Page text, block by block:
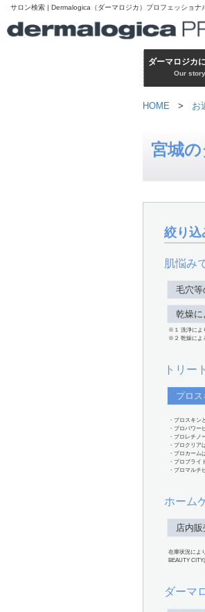
サロン検索 | Dermalogica（ダーマロジカ）プロフェッショナ
ダーマロジカ
Our story
HOME > お
宮城
絞り込
肌悩み
毛穴
乾燥に
※１ 洗浄によ
※２ 乾燥によ
トリー
プロス
・プロスキン
・プロパワー
・プロレチノ
・プロクリア
・プロカーム
・プロブライ
・プロマルチ
ホーム
店内販
在庫状況によ
BEAUTY
ダーマ